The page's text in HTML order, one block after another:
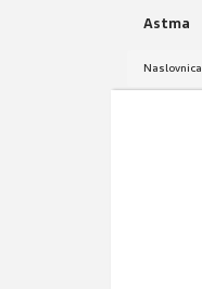
Astma
Naslovnica